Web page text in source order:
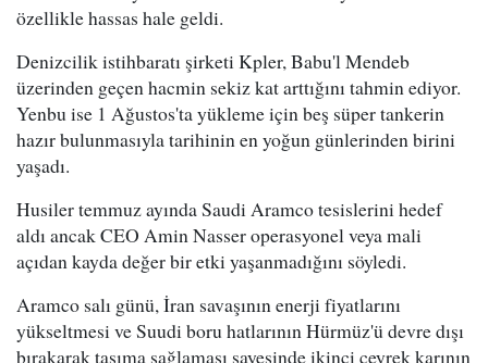
özellikle hassas hale geldi.
Denizcilik istihbaratı şirketi Kpler, Babu'l Mendeb
üzerinden geçen hacmin sekiz kat arttığını tahmin ediyor.
Yenbu ise 1 Ağustos'ta yükleme için beş süper tankerin
hazır bulunmasıyla tarihinin en yoğun günlerinden birini
yaşadı.
Husiler temmuz ayında Saudi Aramco tesislerini hedef
aldı ancak CEO Amin Nasser operasyonel veya mali
açıdan kayda değer bir etki yaşanmadığını söyledi.
Aramco salı günü, İran savaşının enerji fiyatlarını
yükseltmesi ve Suudi boru hatlarının Hürmüz'ü devre dışı
bırakarak taşıma sağlaması sayesinde ikinci çeyrek karının